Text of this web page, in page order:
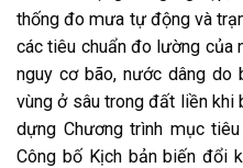
thống đo mưa tự động và
các tiêu chuẩn đo lường của
nguy cơ bão, nước dâng do
vùng ở sâu trong đất liền khi
dựng Chương trình mục
Công bố Kịch bản biến đổi